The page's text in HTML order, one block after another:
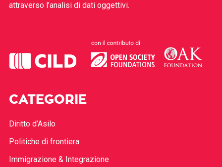
attraverso l’analisi di dati oggettivi.
CATEGORIE
Diritto d’Asilo
Politiche di frontiera
Immigrazione & Integrazione